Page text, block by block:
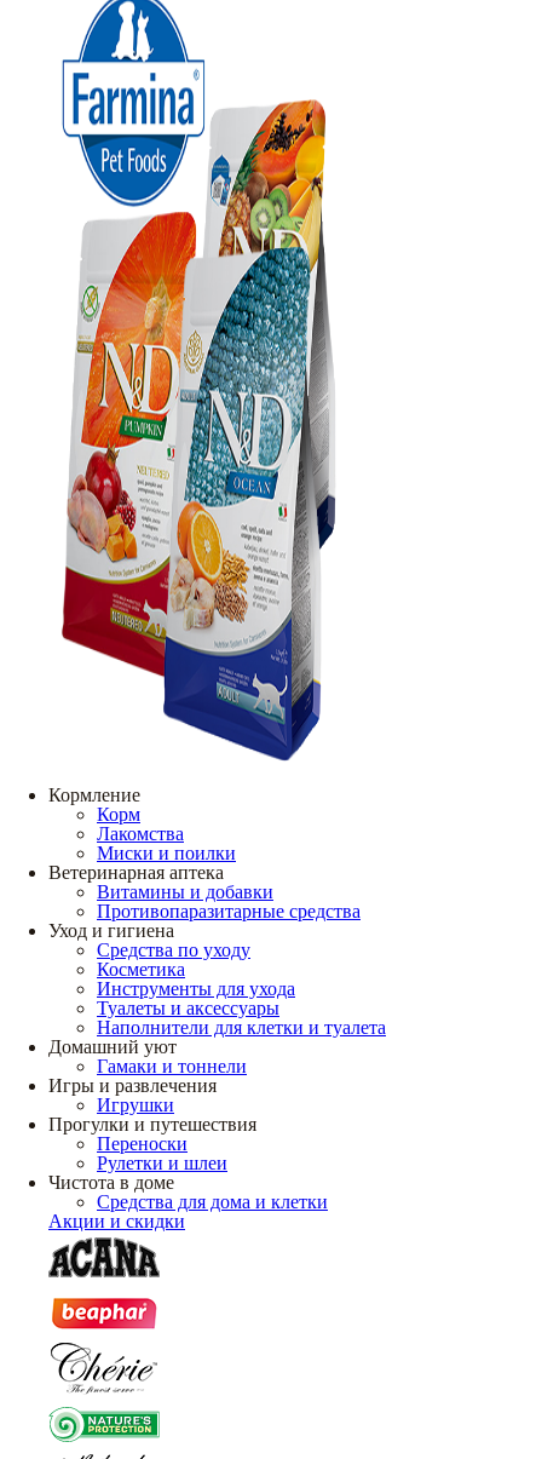
Кормление
Корм
Лакомства
Миски и поилки
Ветеринарная аптека
Витамины и добавки
Противопаразитарные средства
Уход и гигиена
Средства по уходу
Косметика
Инструменты для ухода
Туалеты и аксессуары
Наполнители для клетки и туалета
Домашний уют
Гамаки и тоннели
Игры и развлечения
Игрушки
Прогулки и путешествия
Переноски
Рулетки и шлеи
Чистота в доме
Средства для дома и клетки
Акции и скидки